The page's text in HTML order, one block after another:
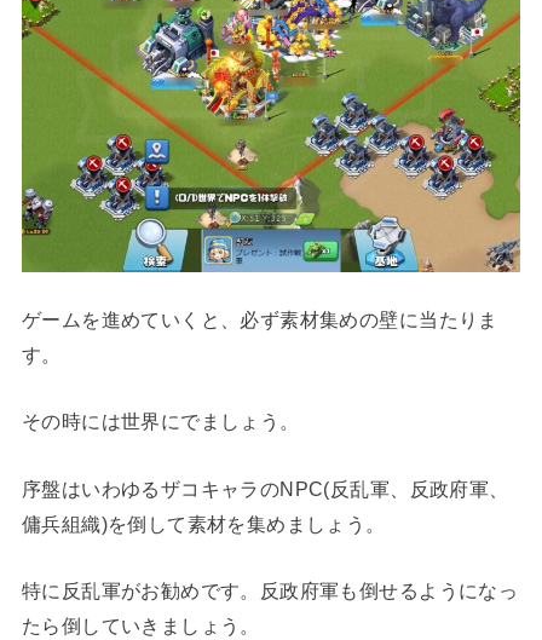
ゲームを進めていくと、必ず素材集めの壁に当たりま
す。
その時には世界にでましょう。
序盤はいわゆるザコキャラのNPC(反乱軍、反政府軍、
傭兵組織)を倒して素材を集めましょう。
特に反乱軍がお勧めです。反政府軍も倒せるようになっ
たら倒していきましょう。